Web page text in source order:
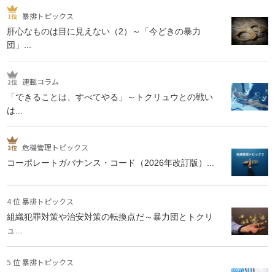
暴排トピックス
肝心なものは目に見えない（2）～「今どきの暴力
団」...
連載コラム
「できることは、すべてやる」～トクリュウとの戦い
は...
危機管理トピックス
コーポレートガバナンス・コード（2026年改訂版）...
4 位 暴排トピックス
組織犯罪対策や治安対策の転換点だ～暴力団とトクリ
ュ...
5 位 暴排トピックス